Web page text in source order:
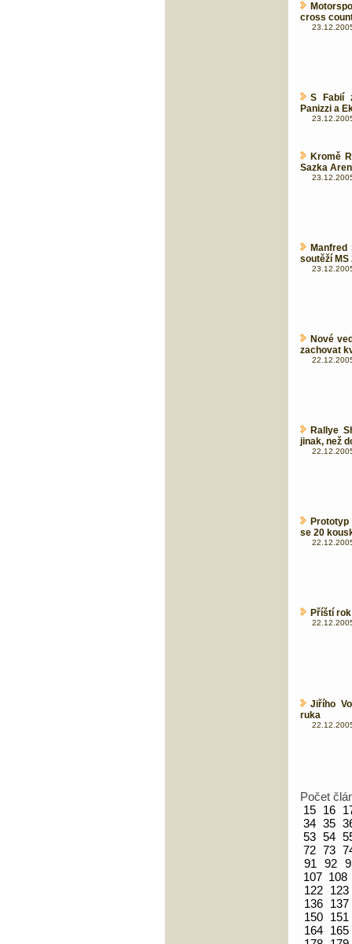
cross
S Fabií
Panizzi a
Kromě
Sazka
soutěží MS
Nové
zachovat
Rallye
jinak, než
se 20
Příští
Jiřího
ruka
Počet
15 16
34 35
53 54
72 73
91
92
107 108
122
123
136
137
150
151
164
165